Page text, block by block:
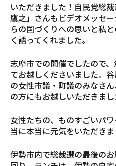
いただきました！自民党総
鷹之」さんもビデオメッセ
らの国づくりへの思いと私
く語ってくれました。
志摩市での開催でしたので
てお越しくださいました。
の女性市議・町議のみなさ
の方にもお越しいただきまし
女性たちの、ものすごいパ
当に本当に元気をいただきま
伊勢市内で総裁選の最後の